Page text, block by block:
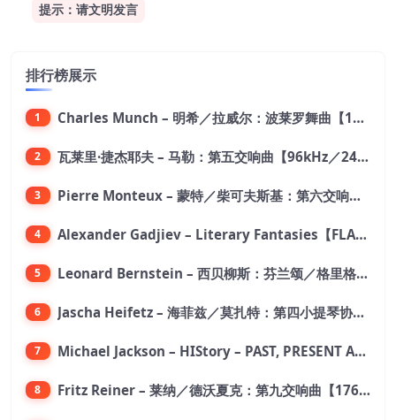
提示：请文明发言
排行榜展示
1 Charles Munch – 明希／拉威尔：波莱罗舞曲【176.4kHz／24bit】
2 瓦莱里·捷杰耶夫 – 马勒：第五交响曲【96kHz／24bit】
3 Pierre Monteux – 蒙特／柴可夫斯基：第六交响曲【176.4kHz／24bit】
4 Alexander Gadjiev – Literary Fantasies【FLAC 192】
5 Leonard Bernstein – 西贝柳斯：芬兰颂／格里格：培尔·金特组曲【44.1kHz／24bit】
6 Jascha Heifetz – 海菲兹／莫扎特：第四小提琴协奏曲，第五小提琴协奏曲《土耳其》／维瓦尔第：小提琴与大提琴协奏曲，RV 547【192kHz／24bit】
7 Michael Jackson – HIStory – PAST, PRESENT AND FUTURE – BOOK I【96kHz／24bit】
8 Fritz Reiner – 莱纳／德沃夏克：第九交响曲【176.4kHz／24bit】